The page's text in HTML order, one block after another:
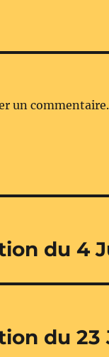
un commentaire.
du 4
du 23